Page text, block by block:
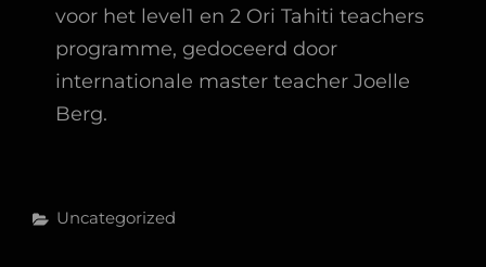
voor het level1 en 2 Ori Tahiti teachers
programme, gedoceerd door
internationale master teacher Joelle
Berg.
Categories
Uncategorized